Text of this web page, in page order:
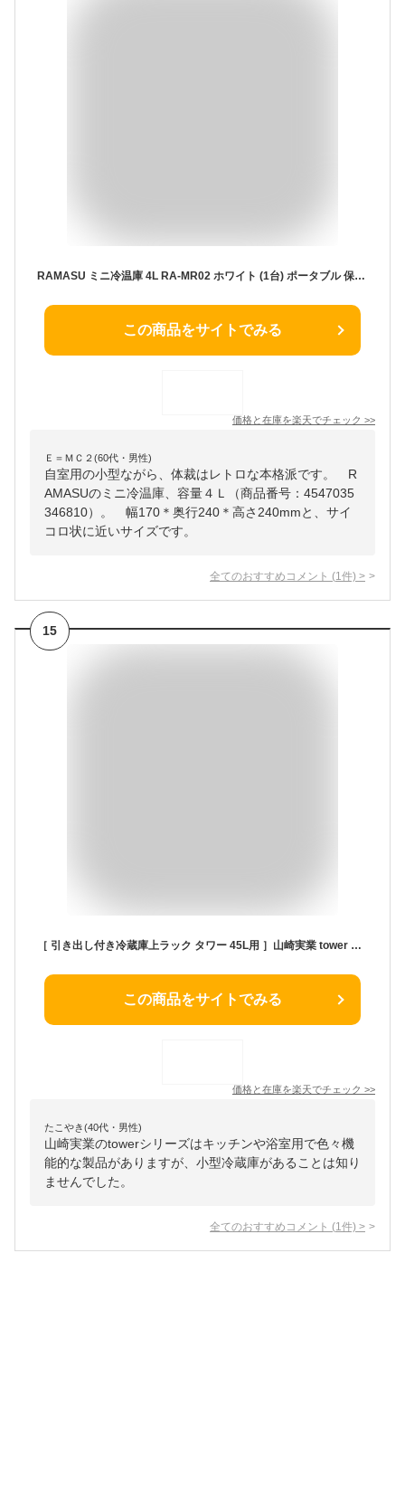
RAMASU ミニ冷温庫 4L RA-MR02 ホワイト (1台) ポータブル 保冷温庫 家と車の2電源
この商品をサイトでみる
価格と在庫を楽天でチェック >>
Ｅ＝ＭＣ２(60代・男性)
自室用の小型ながら、体裁はレトロな本格派です。 R
AMASUのミニ冷温庫、容量４Ｌ（商品番号：4547035
346810）。 幅170＊奥行240＊高さ240mmと、サイ
コロ状に近いサイズです。
全てのおすすめコメント (1 件) >
15
［ 引き出し付き冷蔵庫上ラック タワー 45L用 ］山崎実業 tower スチールラック ラック デッドスペース サイドテーブル ミニテーブル 収納棚 リビング ベッドルーム キッチン 小型冷蔵庫 北欧 おしゃれ yamazaki 公式 モノトーン ブラック ホワイト 1487 1488
この商品をサイトでみる
価格と在庫を楽天でチェック >>
たこやき(40代・男性)
山崎実業のtowerシリーズはキッチンや浴室用で色々機
能的な製品がありますが、小型冷蔵庫があることは知り
ませんでした。
全てのおすすめコメント (1 件) >